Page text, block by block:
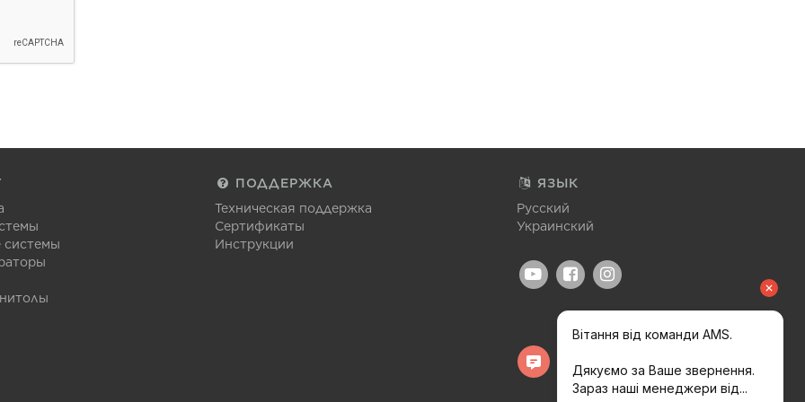
системы
ПОДДЕРЖКА
Техническая поддержка
Сертификаты
Инструкции
ЯЗЫК
Русский
Украинский